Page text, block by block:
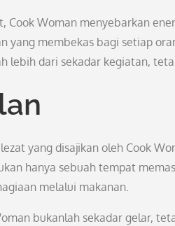
Cook Woman menyebarkan
yang membekas bagi setiap
lebih dari sekadar kegiatan,
yang disajikan oleh Cook
hanya sebuah tempat
melalui makanan.
bukanlah sekadar gelar,